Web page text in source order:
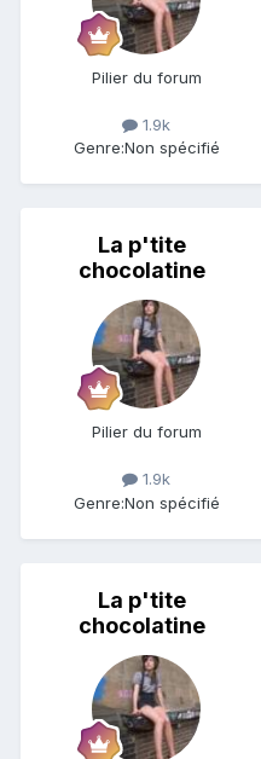
Pilier du forum
1.9k
Genre:Non spécifié
La p'tite
chocolatine
Pilier du forum
1.9k
Genre:Non spécifié
La p'tite
chocolatine